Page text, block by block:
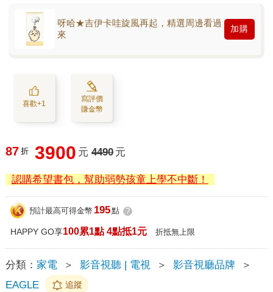
呀哈★吉伊卡哇旋風再起，精選周邊看過
來
加購
喜歡+1
寫評價
賺金幣
87 折 3900 元 4490 元
認購希望書包，幫助弱勢孩童上學不中斷！
預計最高可得金幣 195點 ?
HAPPY GO享100累1點 4點抵1元 折抵無上限
分類： 家電 ＞ 影音視聽 | 電視 ＞ 影音視廳品牌
＞
EAGLE
追蹤